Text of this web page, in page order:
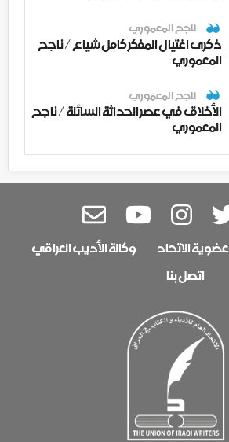
ناجح المعموري
ذكرى اغتيال المفكر كامل شياع / ناجح
المعموري
ناجح المعموري
الأخلاق في عصر الحداثة السائلة / ناجح
المعموري
عضوية الاتحاد
وكالة الأديب العراقي
اتصل بنا